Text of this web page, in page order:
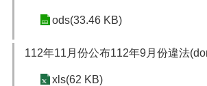
ods(33.46 KB)
112年11月份公布112年9月份違法
xls(62 KB)